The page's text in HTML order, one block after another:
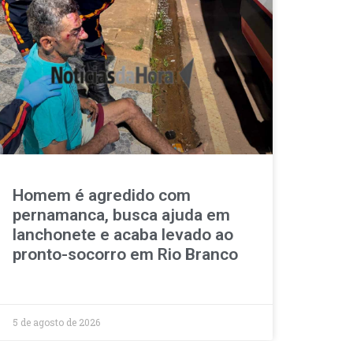
Homem é agredido com
pernamanca, busca ajuda em
lanchonete e acaba levado ao
pronto-socorro em Rio Branco
5 de agosto de 2026